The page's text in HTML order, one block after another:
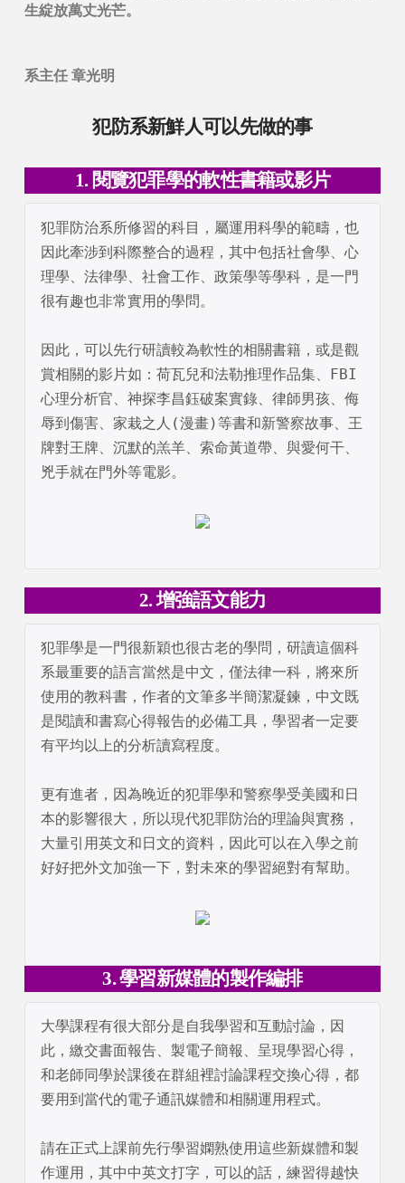
生綻放萬丈光芒。
系主任 章光明
犯防系新鮮人可以先做的事
1. 閱覽犯罪學的軟性書籍或影片
犯罪防治系所修習的科目，屬運用科學的範疇，也
因此牽涉到科際整合的過程，其中包括社會學、心
理學、法律學、社會工作、政策學等學科，是一門
很有趣也非常實用的學問。
因此，可以先行研讀較為軟性的相關書籍，或是觀
賞相關的影片如：荷瓦兒和法勒推理作品集、FBI
心理分析官、神探李昌鈺破案實錄、律師男孩、侮
辱到傷害、家栽之人(漫畫)等書和新警察故事、王
牌對王牌、沉默的羔羊、索命黃道帶、與愛何干、
2. 增強語文能力
犯罪學是一門很新穎也很古老的學問，研讀這個科
系最重要的語言當然是中文，僅法律一科，將來所
使用的教科書，作者的文筆多半簡潔凝鍊，中文既
是閱讀和書寫心得報告的必備工具，學習者一定要
有平均以上的分析讀寫程度。
更有進者，因為晚近的犯罪學和警察學受美國和日
本的影響很大，所以現代犯罪防治的理論與實務，
大量引用英文和日文的資料，因此可以在入學之前
3. 學習新媒體的製作編排
大學課程有很大部分是自我學習和互動討論，因
此，繳交書面報告、製電子簡報、呈現學習心得，
和老師同學於課後在群組裡討論課程交換心得，都
要用到當代的電子通訊媒體和相關運用程式。
請在正式上課前先行學習嫻熟使用這些新媒體和製
作運用，其中中英文打字，可以的話，練習得越快